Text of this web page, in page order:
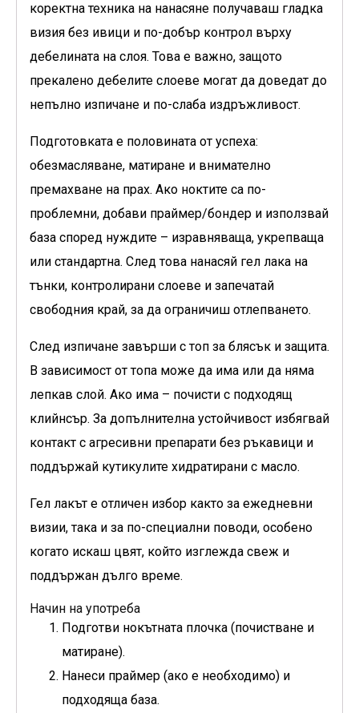
коректна техника на нанасяне получаваш гладка
визия без ивици и по-добър контрол върху
дебелината на слоя. Това е важно, защото
прекалено дебелите слоеве могат да доведат до
непълно изпичане и по-слаба издръжливост.
Подготовката е половината от успеха:
обезмасляване, матиране и внимателно
премахване на прах. Ако ноктите са по-
проблемни, добави праймер/бондер и използвай
база според нуждите – изравняваща, укрепваща
или стандартна. След това нанасяй гел лака на
тънки, контролирани слоеве и запечатай
свободния край, за да ограничиш отлепването.
След изпичане завърши с топ за блясък и защита.
В зависимост от топа може да има или да няма
лепкав слой. Ако има – почисти с подходящ
клийнсър. За допълнителна устойчивост избягвай
контакт с агресивни препарати без ръкавици и
поддържай кутикулите хидратирани с масло.
Гел лакът е отличен избор както за ежедневни
визии, така и за по-специални поводи, особено
когато искаш цвят, който изглежда свеж и
поддържан дълго време.
Начин на употреба
Подготви нокътната плочка (почистване и
матиране).
Нанеси праймер (ако е необходимо) и
подходяща база.